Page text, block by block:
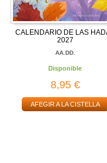
CALENDARIO DE LAS
2027
AA.DD.
Disponible
8,95 €
AFEGIR A LA CISTELLA